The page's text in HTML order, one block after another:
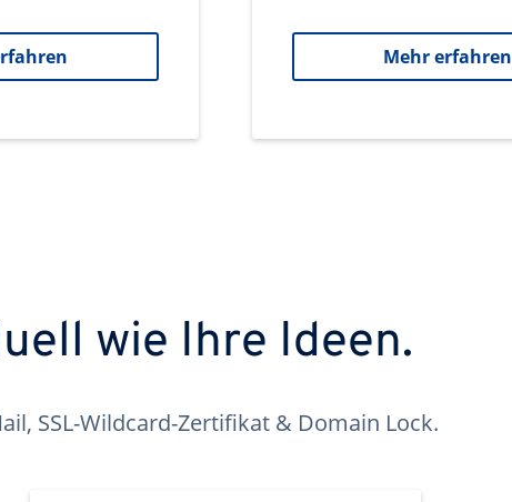
Mehr erfahren
wie Ihre Ideen.
SSL-Wildcard-Zertifikat & Domain Lock.